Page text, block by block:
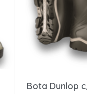
Bota Dunlop